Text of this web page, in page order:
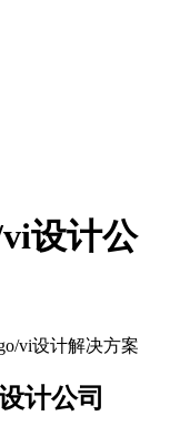
设计公
vi设计解决方案
计公司